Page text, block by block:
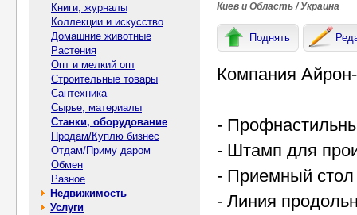
Книги, журналы
Коллекции и искусство
Домашние животные
Растения
Опт и мелкий опт
Строительные товары
Сантехника
Сырье, материалы
Станки, оборудование
Продам/Куплю бизнес
Отдам/Приму даром
Обмен
Разное
Недвижимость
Услуги
Киев и Область / Украина
Поднять
Компания
-
- Штамп для
- Приемный
- Линия